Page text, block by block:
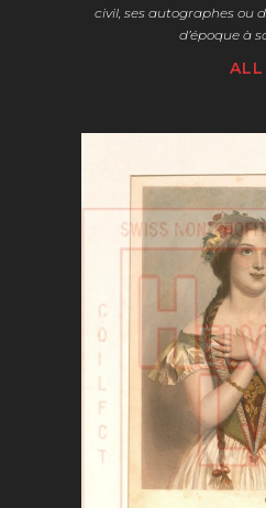
civil, ses autographes ou
d’époque à
ALL